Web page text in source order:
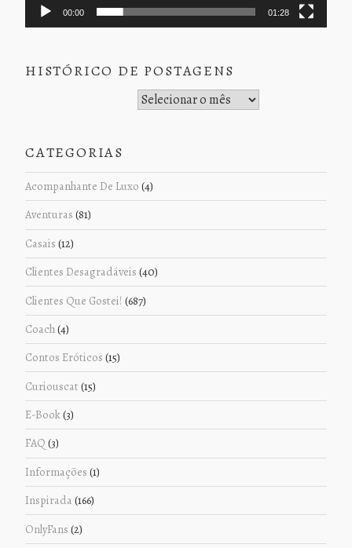
00:00 01:28
HISTÓRICO DE POSTAGENS
CATEGORIAS
Acompanhante De Luxo (4)
Aventuras (81)
Casais (12)
Clientes Desagradáveis (40)
Clientes Que Gostei! (687)
Coach(4)
Contos Eróticos (15)
Curiouscat (15)
E-Book(3)
FAQ (3)
Informações (1)
Inspirada (166)
OnlyFans (2)